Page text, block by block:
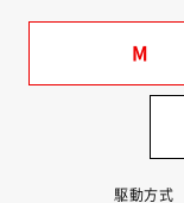
M
駆動方式